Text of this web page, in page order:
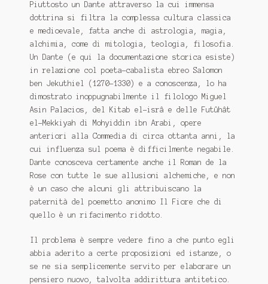
Piuttosto un Dante attraverso la cui immensa
dottrina si filtra la complessa cultura classica
e medioevale, fatta anche di astrologia, magia,
alchimia, come di mitologia, teologia, filosofia.
Un Dante (e qui la documentazione storica esiste)
in relazione col poeta-cabalista ebreo Salomon
ben Jekuthiel (1270-1330) e a conoscenza, lo ha
dimostrato inoppugnabilmente il filologo Miguel
Asin Palacios, del
Kitab el-isrâ e delle
Futûhât
el-Mekkiyah di Mohyiddin ibn Arabi, opere
anteriori alla Commedia di circa ottanta anni, la
cui influenza sul poema è difficilmente negabile.
Dante conosceva certamente anche il
Roman de la
Rose con tutte le sue allusioni alchemiche, e non
è un caso che alcuni gli attribuiscano la
paternità del poemetto anonimo
Il Fiore che di
quello è un rifacimento ridotto.
Il problema è sempre vedere fino a che punto egli
abbia aderito a certe proposizioni ed istanze, o
se ne sia semplicemente servito per elaborare un
pensiero nuovo, talvolta addirittura antitetico.